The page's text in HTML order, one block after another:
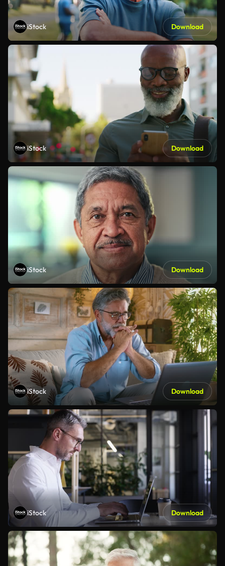
iStock Download
iStock Download
iStock Download
iStock Download
iStock Download